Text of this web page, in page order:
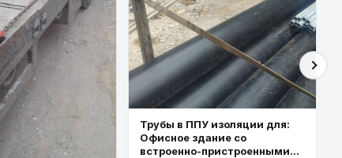
Трубы в ППУ изоляции для:
Офисное здание со
встроенно-пристроенными